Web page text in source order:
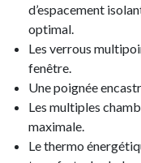
d’espacement
optimal.
Les verrous
fenêtre.
Une poignée
Les multiples
maximale.
Le thermo